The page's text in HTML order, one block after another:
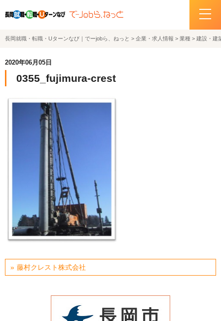
ホーム
サポートデスクの紹介
お問い合わせ
関連機関リンク
サイトポリシー
プライバシーポリシー
運営会社について
長岡就職・転職・Uターンなび｜でーjobら、ねっと > 企業・求人情報 > 業種 > 建設・建
2020年06月05日
0355_fujimura-crest
藤村クレスト株式会社